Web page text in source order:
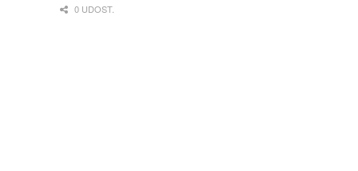
0 UDOST.